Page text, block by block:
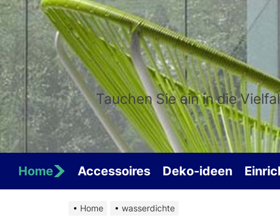
Skip
to
the
content
Tauchen Sie ein in die
Home Accessoires Deko-ideen
Home wasserdichte